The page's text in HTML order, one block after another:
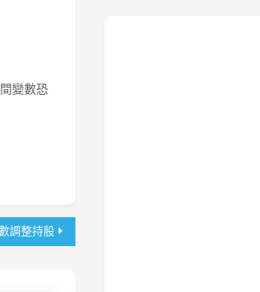
變數恐
調整持股